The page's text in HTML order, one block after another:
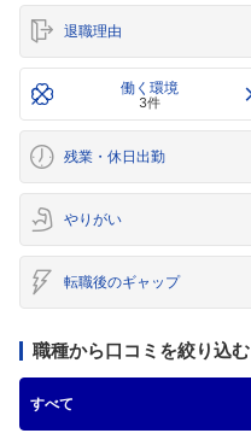
退職理由
働く環境
3件
残業・休日出勤
やりがい
転職後のギャップ
職種から口コミを絞り込む
すべて